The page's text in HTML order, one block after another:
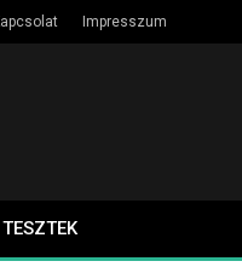
Impresszum
TESZTEK